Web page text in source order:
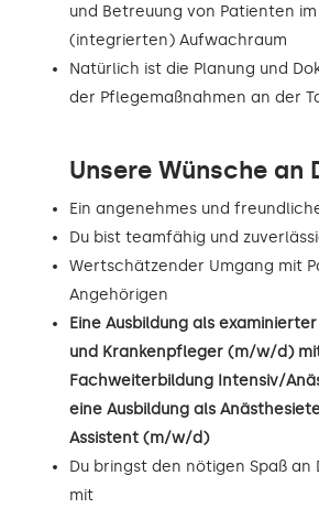
und Betreuung von Patienten im
(integrierten) Aufwachraum
Natürlich ist die Planung und
der Pflegemaßnahmen an der
Unsere Wünsche an
Ein angenehmes und
Du bist teamfähig und
Wertschätzender Umgang mit
Angehörigen
Eine Ausbildung als
und Krankenpfleger (m/w/d)
Fachweiterbildung Intensiv/
eine Ausbildung als
Assistent (m/w/d)
Du bringst den nötigen Spaß an
mit